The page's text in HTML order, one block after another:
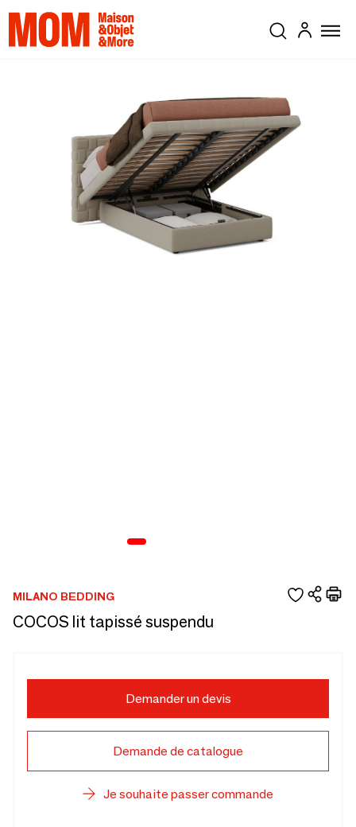
MILANO BEDDING
COCOS lit tapissé suspendu
Demander un devis
Demande de catalogue
Je souhaite passer commande